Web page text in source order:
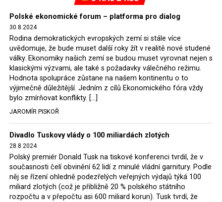
ruce a budou schopny financovat z nových úvěrů
zelenou energetiku a uhlí pro provoz dožívajících
elektráren budou nakupovat za určené ceny ze státních
dolů. Taková je energetická politika nové polské vlády.
Ostatně expert Onichimowski podotkl, že na evropském
trhu s elektřinou je jí dost a je levná.
Jaromír Piskoř
Polské ekonomické forum – platforma pro dialog
30.8.2024
Rodina demokratických evropských zemí si stále více
uvědomuje, že bude muset další roky žít v realitě nové studené
války. Ekonomiky našich zemí se budou muset vyrovnat nejen s
klasickými výzvami, ale také s požadavky válečného režimu.
Hodnota spolupráce zůstane na našem kontinentu o to
výjimečně důležitější. Jedním z cílů Ekonomického fóra vždy
bylo zmírňovat konflikty. […]
JAROMÍR PISKOŘ
Divadlo Tuskovy vlády o 100 miliardách zlotých
28.8.2024
Polský premiér Donald Tusk na tiskové konferenci tvrdil, že v
současnosti čelí obvinění 62 lidí z minulé vládní garnitury. Podle
něj se řízení ohledně podezřelých veřejných výdajů týká 100
miliard zlotých (což je přibližně 20 % polského státního
rozpočtu a v přepočtu asi 600 miliard korun). Tusk tvrdí, že